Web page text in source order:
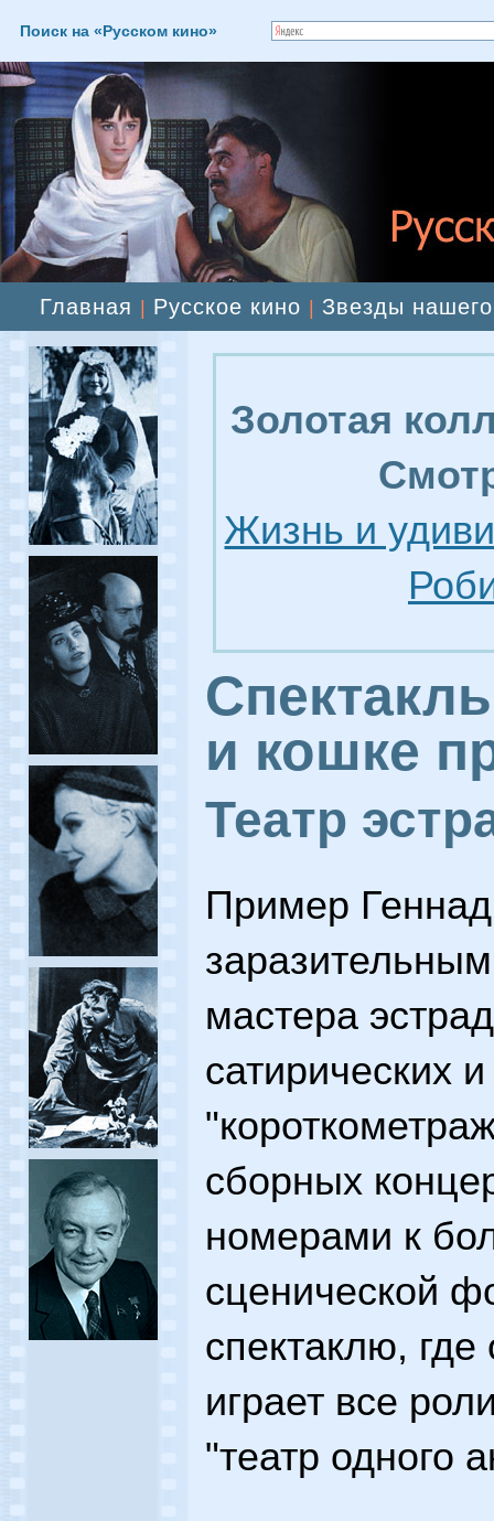
Поиск на «Русском кино»
Главная Русское кино Звезды
Золотая
Жизнь и
и кошке
Театр
Пример
мастера
сатирических
сборных
номерами к
сценической
спектаклю,
играет все
"театр одного